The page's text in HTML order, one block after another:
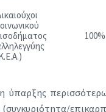
100%
ύπαρξης